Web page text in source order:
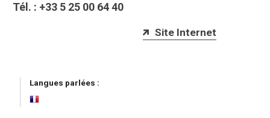
Tél. : +33 5 25 00 64 40
Site Internet
Langues parlées :